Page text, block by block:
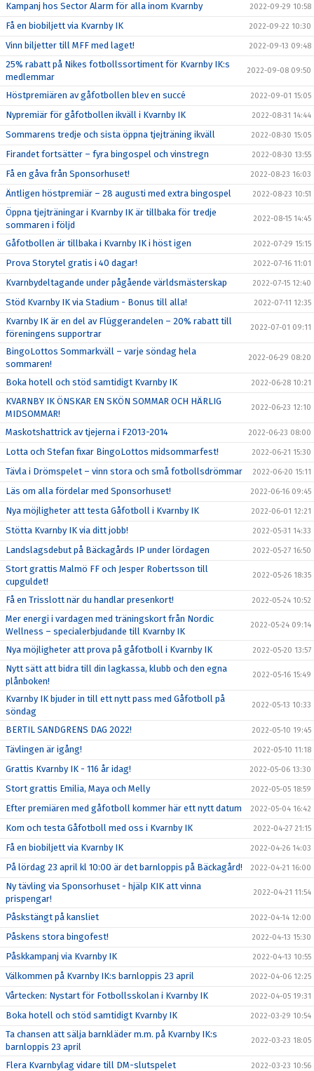
Kampanj hos Sector Alarm för alla inom Kvarnby 2022-09-29 10:58
Få en biobiljett via Kvarnby IK 2022-09-22 10:30
Vinn biljetter till MFF med laget! 2022-09-13 09:48
25% rabatt på Nikes fotbollssortiment för Kvarnby IK:s
medlemmar
2022-09-08 09:50
Höstpremiären av gåfotbollen blev en succé 2022-09-01 15:05
Nypremiär för gåfotbollen ikväll i Kvarnby IK 2022-08-31 14:44
Sommarens tredje och sista öppna tjejträning ikväll 2022-08-30 15:05
Firandet fortsätter – fyra bingospel och vinstregn 2022-08-30 13:55
Få en gåva från Sponsorhuset! 2022-08-23 16:03
Äntligen höstpremiär – 28 augusti med extra bingospel 2022-08-23 10:51
Öppna tjejträningar i Kvarnby IK är tillbaka för tredje
sommaren i följd
2022-08-15 14:45
Gåfotbollen är tillbaka i Kvarnby IK i höst igen 2022-07-29 15:15
Prova Storytel gratis i 40 dagar! 2022-07-16 11:01
Kvarnbydeltagande under pågående världsmästerskap 2022-07-15 12:40
Stöd Kvarnby IK via Stadium - Bonus till alla! 2022-07-11 12:35
Kvarnby IK är en del av Flüggerandelen – 20% rabatt till
föreningens supportrar
2022-07-01 09:11
BingoLottos Sommarkväll – varje söndag hela
sommaren!
2022-06-29 08:20
Boka hotell och stöd samtidigt Kvarnby IK 2022-06-28 10:21
KVARNBY IK ÖNSKAR EN SKÖN SOMMAR OCH HÄRLIG
MIDSOMMAR!
2022-06-23 12:10
Maskotshattrick av tjejerna i F2013-2014 2022-06-23 08:00
Lotta och Stefan fixar BingoLottos midsommarfest! 2022-06-21 15:30
Tävla i Drömspelet – vinn stora och små fotbollsdrömmar 2022-06-20 15:11
Läs om alla fördelar med Sponsorhuset! 2022-06-16 09:45
Nya möjligheter att testa Gåfotboll i Kvarnby IK 2022-06-01 12:21
Stötta Kvarnby IK via ditt jobb! 2022-05-31 14:33
Landslagsdebut på Bäckagårds IP under lördagen 2022-05-27 16:50
Stort grattis Malmö FF och Jesper Robertsson till
cupguldet!
2022-05-26 18:35
Få en Trisslott när du handlar presenkort! 2022-05-24 10:52
Mer energi i vardagen med träningskort från Nordic
Wellness – specialerbjudande till Kvarnby IK
2022-05-24 09:14
Nya möjligheter att prova på gåfotboll i Kvarnby IK 2022-05-20 13:57
Nytt sätt att bidra till din lagkassa, klubb och den egna
plånboken!
2022-05-16 15:49
Kvarnby IK bjuder in till ett nytt pass med Gåfotboll på
söndag
2022-05-13 10:33
BERTIL SANDGRENS DAG 2022! 2022-05-10 19:45
Tävlingen är igång! 2022-05-10 11:18
Grattis Kvarnby IK - 116 år idag! 2022-05-06 13:30
Stort grattis Emilia, Maya och Melly 2022-05-05 18:59
Efter premiären med gåfotboll kommer här ett nytt datum 2022-05-04 16:42
Kom och testa Gåfotboll med oss i Kvarnby IK 2022-04-27 21:15
Få en biobiljett via Kvarnby IK 2022-04-26 14:03
På lördag 23 april kl 10:00 är det barnloppis på Bäckagård! 2022-04-21 16:00
Ny tävling via Sponsorhuset - hjälp KIK att vinna
prispengar!
2022-04-21 11:54
Påskstängt på kansliet 2022-04-14 12:00
Påskens stora bingofest! 2022-04-13 15:30
Påskkampanj via Kvarnby IK 2022-04-13 10:55
Välkommen på Kvarnby IK:s barnloppis 23 april 2022-04-06 12:25
Vårtecken: Nystart för Fotbollsskolan i Kvarnby IK 2022-04-05 19:31
Boka hotell och stöd samtidigt Kvarnby IK 2022-03-29 10:54
Ta chansen att sälja barnkläder m.m. på Kvarnby IK:s
barnloppis 23 april
2022-03-23 18:05
Flera Kvarnbylag vidare till DM-slutspelet 2022-03-23 10:56